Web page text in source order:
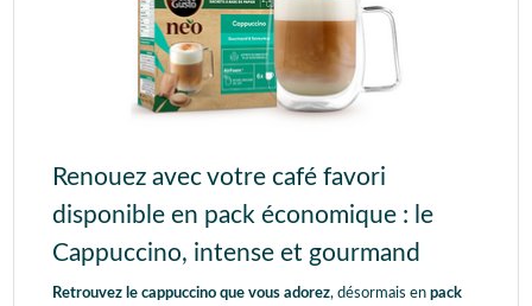
Renouez avec votre café favori
disponible en pack économique : le
Cappuccino, intense et gourmand
Retrouvez le cappuccino que vous adorez, désormais en pack